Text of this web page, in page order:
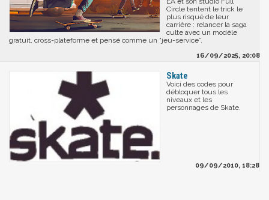
Circle tentent le trick le
plus risqué de leur
carrière : relancer la saga
culte avec un modèle
gratuit, cross-plateforme et pensé comme un “jeu-service”.
16/09/2025, 20:08
Skate
Voici des codes pour
débloquer tous les
niveaux et les
personnages de Skate.
09/09/2010, 18:28